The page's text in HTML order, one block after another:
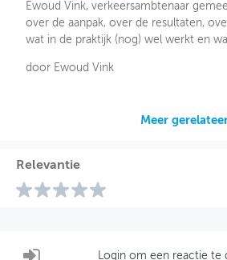
Ewoud Vink, verkeersambtenaar
over de aanpak, over de resultaten,
wat in de praktijk (nog) wel werkt en
door Ewoud Vink
Meer
Relevantie
Login om een reactie te